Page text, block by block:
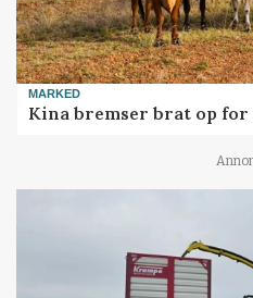
MARKED
Kina bremser brat op for